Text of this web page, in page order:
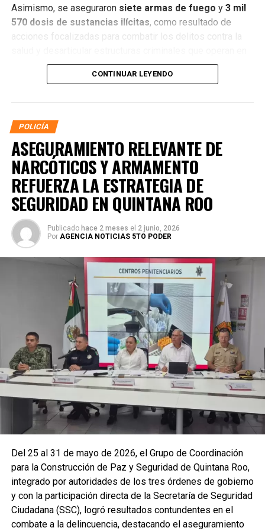
Asimismo, se aseguraron siete armas de fuego y 3 mil
570 dosis de sustancias ilícitas, como resultado de
acciones focalizadas para combatir los delitos contra la
distintos municipios.
La coordinación tecnológica del C5 y el despliegue
operativo en campo permitieron la recuperación de105
relacionados con reportes de robo o probables
hechos delictivos. Además, se realizaron
24 mil 622
revisiones preventivasa personas y unidades
vehiculares, reforzando la vigilancia en zonas estratégicas
y puntos de alta movilidad.
CONTINUAR LEYENDO
POLICÍA
ASEGURAMIENTO RELEVANTE DE
NARCÓTICOS Y ARMAMENTO
REFUERZA LA ESTRATEGIA DE
SEGURIDAD EN QUINTANA ROO
Publicado hace 2 meses el 2 junio, 2026
Por AGENCIA NOTICIAS 5TO PODER
Del 25 al 31 de mayo de 2026, el Grupo de Coordinación
para la Construcción de Paz y Seguridad de Quintana Roo,
integrado por autoridades de los tres órdenes de gobierno
y con la participación directa de la Secretaría de Seguridad
Ciudadana (SSC), logró resultados contundentes en el
combate a la delincuencia, destacando el aseguramiento